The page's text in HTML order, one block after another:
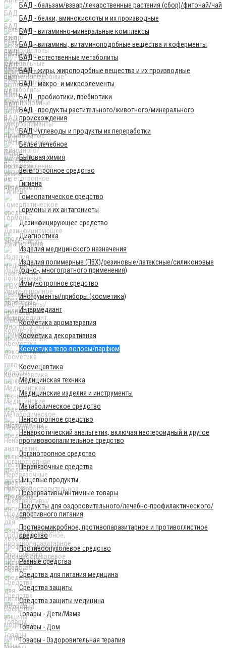
БАД - бальзам/взвар/лекарственные растения (сбор)/фиточай/чай
БАД - белки, аминокислоты и их производные
БАД - витаминно-минеральные комплексы
БАД - витамины, витаминоподобные вещества и коферменты
БАД - естественные метаболиты
БАД - жиры, жироподобные вещества и их производные
БАД - макро- и микроэлементы
БАД - пробиотики, пребиотики
БАД - продукты растительного/животного/минерального
происхождения
БАД - углеводы и продукты их переработки
Бельё лечебное
Бытовая химия
Вегетотропное средство
Гигиена
Гомеопатическое средство
Гормоны и их антагонисты
Дезинфицирующее средство
Диагностика
Изделия медицинского назначения
Изделия полимерные (ПВХ)/резиновые/латексные/силиконовые
(одно-, многогратного применения)
Иммунотропное средство
Инструменты/приборы (косметика)
Интермедиант
Косметика ароматерапия
Косметика декоративная
Косметика тело-волосы/парфюм
Космецевтика
Медицинская техника
Медицинские изделия и инструменты
Метаболическое средство
Нейротропное средство
Ненаркотический анальгетик, включая нестероидный и другое
противовоспалительное средство
Органотропное средство
Перевязочные средства
Пищевые продукты
Презервативы/интимные товары
Продукты для оздоровительного/лечебно-профилактического/
спортивного питания
Противомикробное, противопаразитарное и противоглистное
средство
Противоопухолевое средство
Разные средства
Средства для питания медицина
Средства защиты
Средства защиты медицина
Товары - Дети/Мама
Товары - Дом
Товары - Оздоровительная терапия